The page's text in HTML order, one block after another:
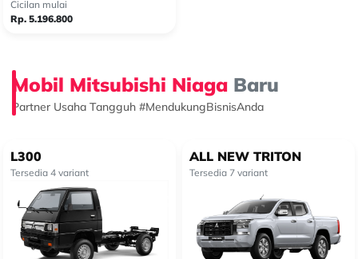
Cicilan mulai
Rp. 5.196.800
Mobil Mitsubishi Niaga Baru
Partner Usaha Tangguh #MendukungBisnisAnda
L300
Tersedia 4 variant
ALL NEW TRITON
Tersedia 7 variant